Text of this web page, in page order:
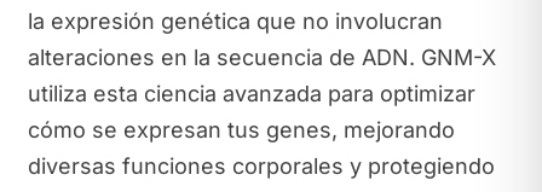
la expresión genética que no involucran
alteraciones en la secuencia de ADN. GNM-X
utiliza esta ciencia avanzada para optimizar
cómo se expresan tus genes, mejorando
diversas funciones corporales y protegiendo